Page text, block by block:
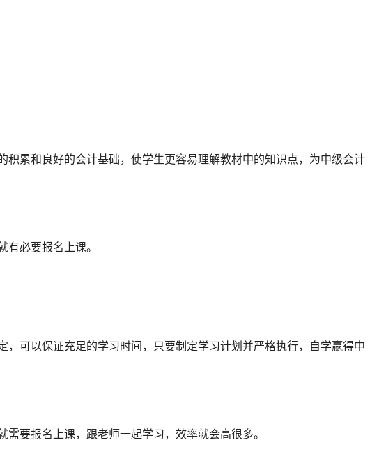
累和良好的会计基础，使学生更容易理解教材中的知识点，为中级会计
必要报名上课。
可以保证充足的学习时间，只要制定学习计划并严格执行，自学赢得中
要报名上课，跟老师一起学习，效率就会高很多。